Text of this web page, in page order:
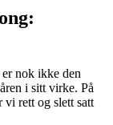
nok ikke den
i sitt virke. På
vi rett og slett satt